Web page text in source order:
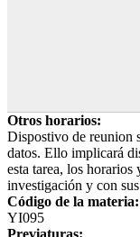
Otros horarios:
Dispostivo de reunion
datos. Ello implicará
esta tarea, los
investigación y con
Código de la materia:
YI095
Previaturas: